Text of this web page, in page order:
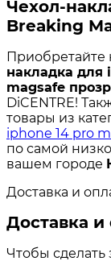
Чехол-
Breaking
Приобретайте
накладка для
magsafe
DiCENTRE!
товары из
iphone 14 pro
по самой
вашем городе
Доставка и
Доставка и
Чтобы